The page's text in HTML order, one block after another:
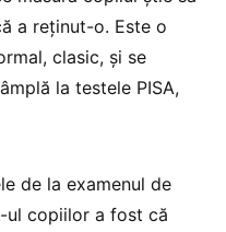
a reținut-o. Este o
clasic, și se
la testele PISA,
de la examenul de
ul copiilor a fost că